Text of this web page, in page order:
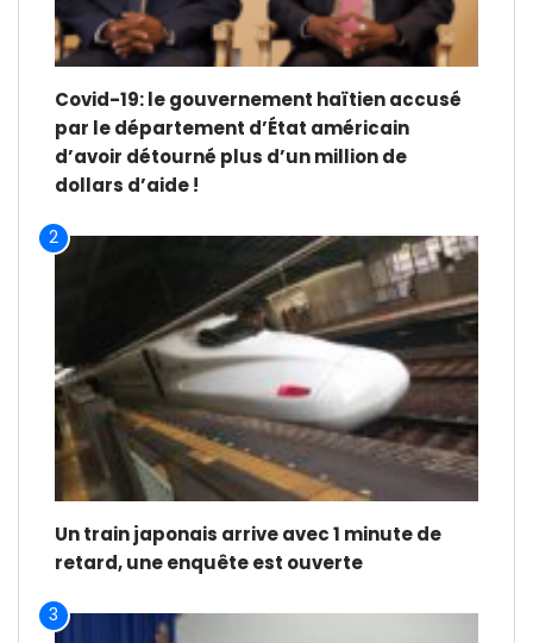
Covid-19: le gouvernement haïtien accusé
par le département d’État américain
d’avoir détourné plus d’un million de
dollars d’aide !
2
Un train japonais arrive avec 1 minute de
retard, une enquête est ouverte
3